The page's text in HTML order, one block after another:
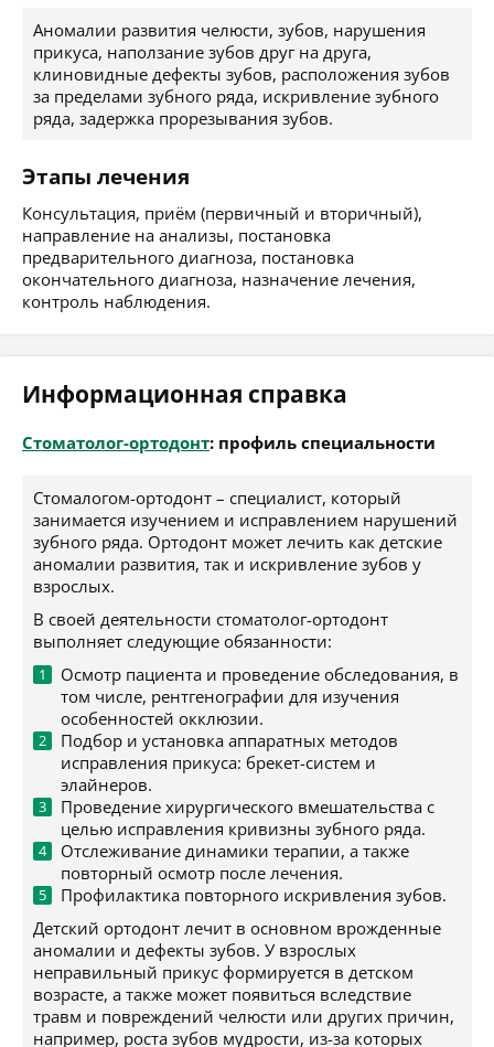
Аномалии развития челюсти, зубов, нарушения
прикуса, наползание зубов друг на друга,
клиновидные дефекты зубов, расположения зубов
за пределами зубного ряда, искривление зубного
ряда, задержка прорезывания зубов.
Этапы лечения
Консультация, приём (первичный и вторичный),
направление на анализы, постановка
предварительного диагноза, постановка
окончательного диагноза, назначение лечения,
контроль наблюдения.
Информационная справка
Стоматолог-ортодонт: профиль специальности
Стомалогом-ортодонт – специалист, который
занимается изучением и исправлением нарушений
зубного ряда. Ортодонт может лечить как детские
аномалии развития, так и искривление зубов у
взрослых.
В своей деятельности стоматолог-ортодонт
выполняет следующие обязанности:
Осмотр пациента и проведение обследования, в
том числе, рентгенографии для изучения
особенностей окклюзии.
Подбор и установка аппаратных методов
исправления прикуса: брекет-систем и
элайнеров.
Проведение хирургического вмешательства с
целью исправления кривизны зубного ряда.
Отслеживание динамики терапии, а также
повторный осмотр после лечения.
Профилактика повторного искривления зубов.
Детский ортодонт лечит в основном врожденные
аномалии и дефекты зубов. У взрослых
неправильный прикус формируется в детском
возрасте, а также может появиться вследствие
травм и повреждений челюсти или других причин,
например, роста зубов мудрости, из-за которых